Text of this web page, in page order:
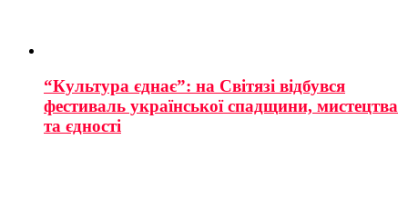
“Культура єднає”: на Світязі відбувся
фестиваль української спадщини, мистецтва
та єдності